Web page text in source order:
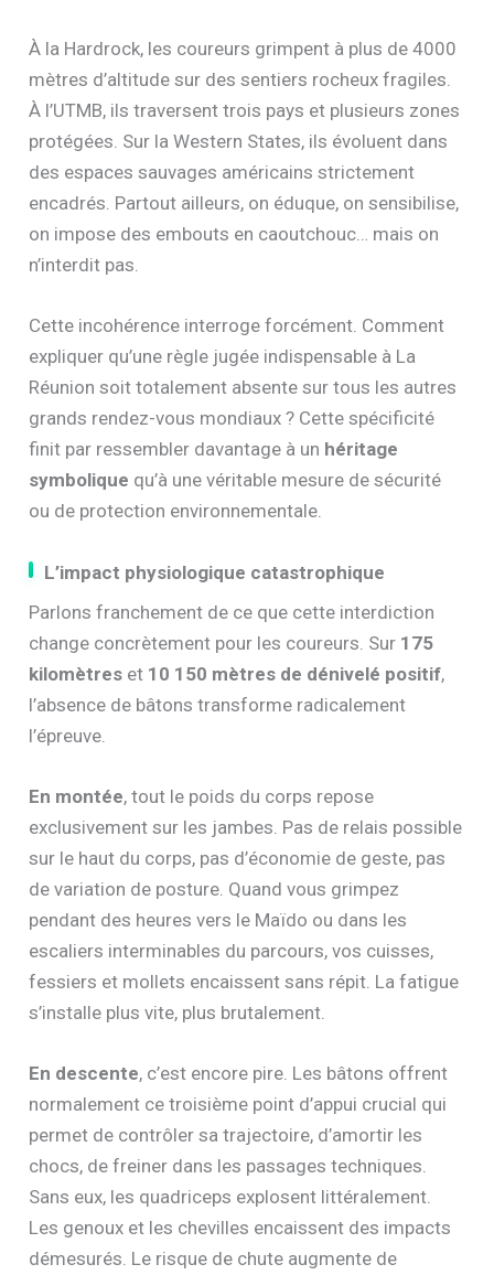
À la Hardrock, les coureurs grimpent à plus de 4000
mètres d’altitude sur des sentiers rocheux fragiles.
À l’UTMB, ils traversent trois pays et plusieurs zones
protégées. Sur la Western States, ils évoluent dans
des espaces sauvages américains strictement
encadrés. Partout ailleurs, on éduque, on sensibilise,
on impose des embouts en caoutchouc… mais on
n’interdit pas.
Cette incohérence interroge forcément. Comment
expliquer qu’une règle jugée indispensable à La
Réunion soit totalement absente sur tous les autres
grands rendez-vous mondiaux ? Cette spécificité
finit par ressembler davantage à un héritage
symbolique qu’à une véritable mesure de sécurité
ou de protection environnementale.
L’impact physiologique catastrophique
Parlons franchement de ce que cette interdiction
change concrètement pour les coureurs. Sur 175
kilomètres et 10 150 mètres de dénivelé positif,
l’absence de bâtons transforme radicalement
l’épreuve.
En montée, tout le poids du corps repose
exclusivement sur les jambes. Pas de relais possible
sur le haut du corps, pas d’économie de geste, pas
de variation de posture. Quand vous grimpez
pendant des heures vers le Maïdo ou dans les
escaliers interminables du parcours, vos cuisses,
fessiers et mollets encaissent sans répit. La fatigue
s’installe plus vite, plus brutalement.
En descente, c’est encore pire. Les bâtons offrent
normalement ce troisième point d’appui crucial qui
permet de contrôler sa trajectoire, d’amortir les
chocs, de freiner dans les passages techniques.
Sans eux, les quadriceps explosent littéralement.
Les genoux et les chevilles encaissent des impacts
démesurés. Le risque de chute augmente de